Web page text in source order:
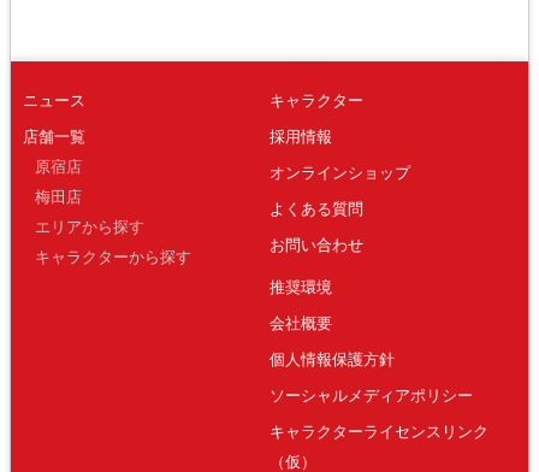
ニュース
店舗一覧
原宿店
梅田店
エリアから探す
キャラクターから探す
キャラクター
採用情報
オンラインショップ
よくある質問
お問い合わせ
推奨環境
会社概要
個人情報保護方針
ソーシャルメディアポリシー
キャラクターライセンスリンク
（仮）